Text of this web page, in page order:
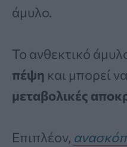
άμυλο.
Το ανθεκτικό
πέψη και μπορεί να
μεταβολικές
Επιπλέον,